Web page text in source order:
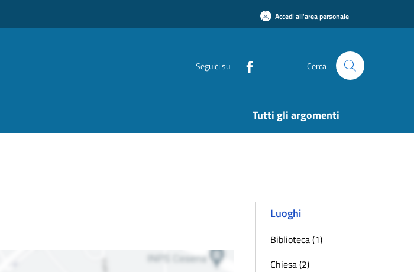
Accedi all'area personale
Seguici su Cerca
Tutti gli argomenti
Luoghi
Biblioteca (1)
Chiesa (2)